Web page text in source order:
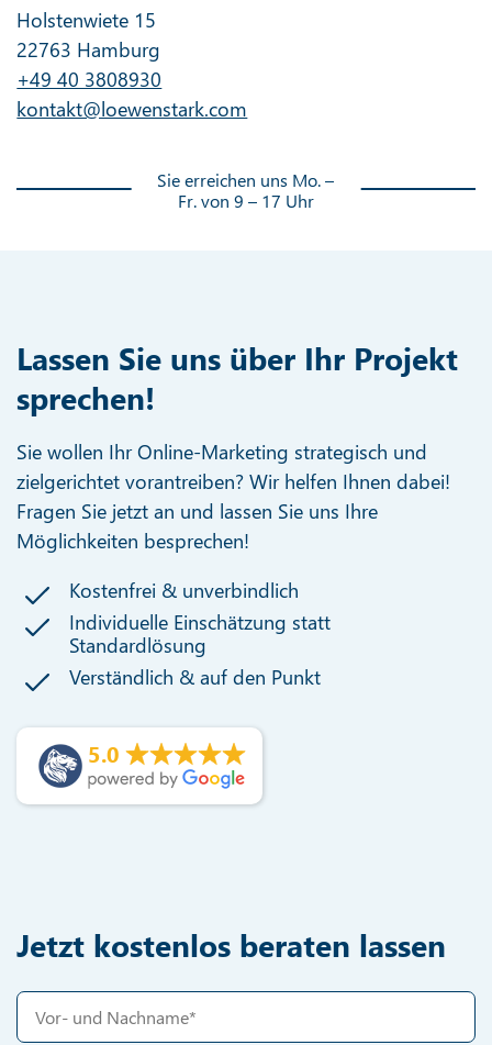
Holstenwiete 15
22763 Hamburg
+49 40 3808930
kontakt@loewenstark.com
Sie erreichen uns Mo. –
Fr. von 9 – 17 Uhr
Lassen Sie uns über Ihr Projekt
sprechen!
Sie wollen Ihr Online-Marketing strategisch und
zielgerichtet vorantreiben? Wir helfen Ihnen dabei!
Fragen Sie jetzt an und lassen Sie uns Ihre
Möglichkeiten besprechen!
Kostenfrei & unverbindlich
Individuelle Einschätzung statt
Standardlösung
Verständlich & auf den Punkt
5.0
Jetzt kostenlos beraten lassen